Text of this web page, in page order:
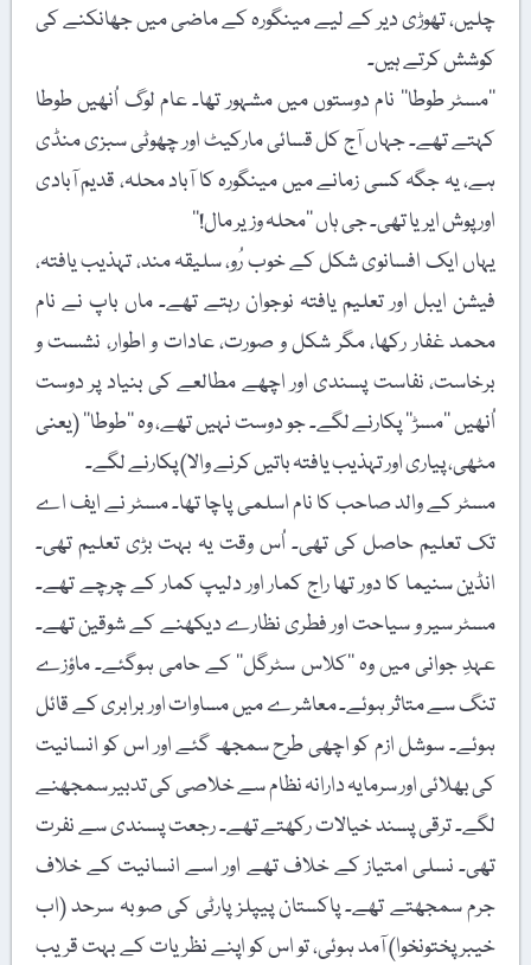
چلیں، تھوڑی دیر کے لیے مینگورہ کے ماضی میں جھانکنے کی
کوشش کرتے ہیں۔
’’مسٹر طوطا‘‘ نام دوستوں میں مشہور تھا۔ عام لوگ اُنھیں طوطا
کہتے تھے۔ جہاں آج کل قسائی مارکیٹ اور چھوٹی سبزی منڈی
ہے، یہ جگہ کسی زمانے میں مینگورہ کا آباد محلہ، قدیم آبادی
اور پوش ایریا تھی۔ جی ہاں ’’محلہ وزیر مال!‘‘
یہاں ایک افسانوی شکل کے خوب رُو، سلیقہ مند، تہذیب یافتہ،
فیشن ایبل اور تعلیم یافتہ نوجوان رہتے تھے۔ ماں باپ نے نام
محمد غفار رکھا، مگر شکل و صورت، عادات و اطوار، نشست و
برخاست، نفاست پسندی اور اچھے مطالعے کی بنیاد پر دوست
اُنھیں ’’مسڑ‘‘ پکارنے لگے۔ جو دوست نہیں تھے، وہ ’’طوطا‘‘ (یعنی
مٹھی، پیاری اور تہذیب یافتہ باتیں کرنے والا) پکارنے لگے۔
مسٹر کے والد صاحب کا نام اسلمی پاچا تھا۔ مسٹر نے ایف اے
تک تعلیم حاصل کی تھی۔ اُس وقت یہ بہت بڑی تعلیم تھی۔
انڈین سنیما کا دور تھا راج کمار اور دلیپ کمار کے چرچے تھے۔
مسٹر سیر و سیاحت اور فطری نظارے دیکھنے کے شوقین تھے۔
عہدِ جوانی میں وہ ’’کلاس سٹرگل‘‘ کے حامی ہوگئے۔ ماؤزے
تنگ سے متاثر ہوئے۔ معاشرے میں مساوات اور برابری کے قائل
ہوئے۔ سوشل ازم کو اچھی طرح سمجھ گئے اور اس کو انسانیت
کی بھلائی اور سرمایہ دارانہ نظام سے خلاصی کی تدبیر سمجھنے
لگے۔ ترقی پسند خیالات رکھتے تھے۔ رجعت پسندی سے نفرت
تھی۔ نسلی امتیاز کے خلاف تھے اور اسے انسانیت کے خلاف
جرم سمجھتے تھے۔ پاکستان پیپلز پارٹی کی صوبہ سرحد (اب
خیبر پختونخوا) آمد ہوئی، تو اس کو اپنے نظریات کے بہت قریب